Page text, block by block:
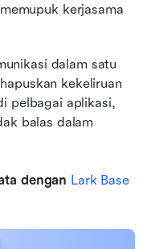
kerjasama
dalam satu
kekeliruan
pelbagai aplikasi,
balas dalam
dengan Lark Base